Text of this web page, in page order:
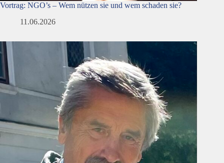
Vortrag: NGO’s – Wem nützen sie und wem schaden sie?
11.06.2026